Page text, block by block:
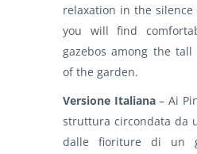
relaxation in the
you will find
gazebos among the
of the garden.
Versione Italiana– Ai
struttura circondata da
dalle fioriture di un